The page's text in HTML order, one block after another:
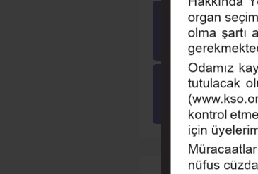
Online İşlemler
Eğitim